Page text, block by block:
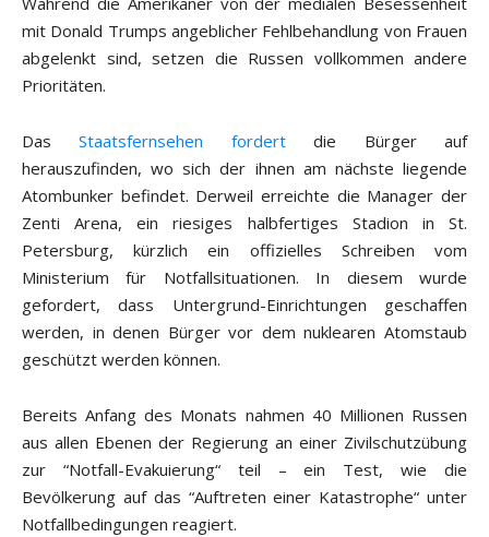
mit Donald Trumps angeblicher Fehlbehandlung von Frauen
abgelenkt sind, setzen die Russen vollkommen andere
Prioritäten.
DasStaatsfernsehen fordertdie Bürger auf
herauszufinden, wo sich der ihnen am nächste liegende
Atombunker befindet. Derweil erreichte die Manager der
Zenti Arena, ein riesiges halbfertiges Stadion in St.
Petersburg, kürzlich ein offizielles Schreiben vom
Ministerium für Notfallsituationen. In diesem wurde
gefordert, dass Untergrund-Einrichtungen geschaffen
werden, in denen Bürger vor dem nuklearen Atomstaub
geschützt werden können.
Bereits Anfang des Monats nahmen 40 Millionen Russen
aus allen Ebenen der Regierung an einer Zivilschutzübung
zur “Notfall-Evakuierung“ teil – ein Test, wie die
Bevölkerung auf das “Auftreten einer Katastrophe“ unter
Notfallbedingungen reagiert.